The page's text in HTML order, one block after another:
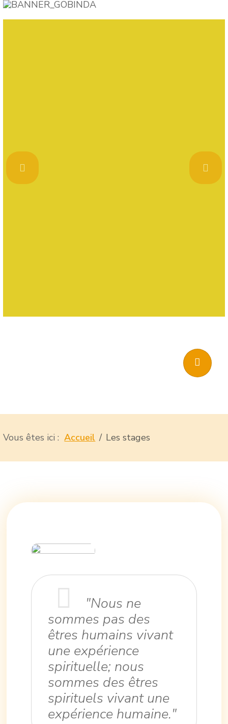
Vous êtes ici :Accueil Les stages
"Nous ne
sommes pas des
êtres humains vivant
une expérience
spirituelle; nous
sommes des êtres
spirituels vivant une
expérience humaine."